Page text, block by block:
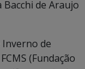
de Araujo
Inverno de
(Fundação